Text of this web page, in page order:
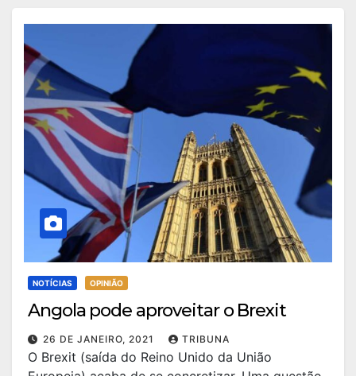
NOTÍCIAS OPINIÃO
Angola pode aproveitar o Brexit
26 DE JANEIRO, 2021 TRIBUNA
O Brexit (saída do Reino Unido da União